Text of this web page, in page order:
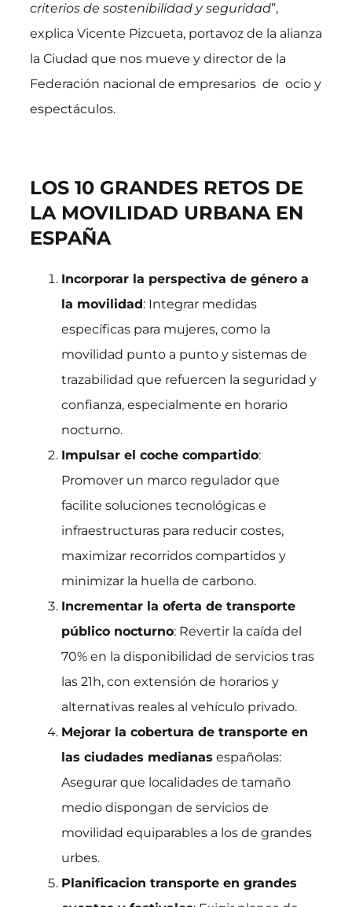
criterios de sostenibilidad y seguridad”,
explica Vicente Pizcueta, portavoz de la alianza
la Ciudad que nos mueve y director de la
Federación nacional de empresarios de ocio y
espectáculos.
LOS 10 GRANDES RETOS DE
LA MOVILIDAD URBANA EN
ESPAÑA
Incorporar la perspectiva de género a
la movilidad: Integrar medidas
específicas para mujeres, como la
movilidad punto a punto y sistemas de
trazabilidad que refuercen la seguridad y
confianza, especialmente en horario
nocturno.
Impulsar el coche compartido:
Promover un marco regulador que
facilite soluciones tecnológicas e
infraestructuras para reducir costes,
maximizar recorridos compartidos y
minimizar la huella de carbono.
Incrementar la oferta de transporte
público nocturno: Revertir la caída del
70% en la disponibilidad de servicios tras
las 21h, con extensión de horarios y
alternativas reales al vehículo privado.
Mejorar la cobertura de transporte en
las ciudades medianas españolas:
Asegurar que localidades de tamaño
medio dispongan de servicios de
movilidad equiparables a los de grandes
urbes.
Planificacion transporte en grandes